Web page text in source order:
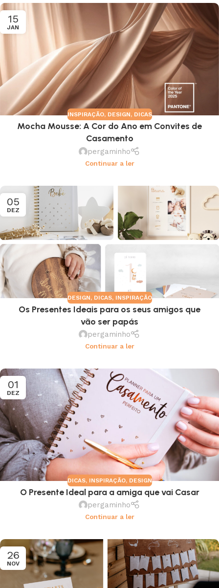
15
JAN
INSPIRAÇÃO, DESIGN, DICAS
Mocha Mousse: A Cor do Ano em Convites de
Casamento
pergaminho
Continuar a ler
05
DEZ
DESIGN, DICAS, INSPIRAÇÃO
Os Presentes Ideais para os seus amigos que
vão ser papás
pergaminho
Continuar a ler
01
DEZ
DICAS, INSPIRAÇÃO, DESIGN
O Presente Ideal para a amiga que vai Casar
pergaminho
Continuar a ler
26
NOV